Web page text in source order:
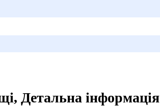
Детальна інформація